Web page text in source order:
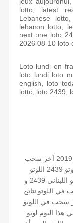
lotto, latest
Lebanese
lebanon lotto,
next one loto
2026-08-10 loto
Loto lundi en
loto lundi loto
english, loto
lotto, loto 2439,
آخر سحب
2439
اللوتو
اللوتو اللبناني 2439 و
في اللوتو نتائج
سحب في اللوتو
هذا اليوم لوتو